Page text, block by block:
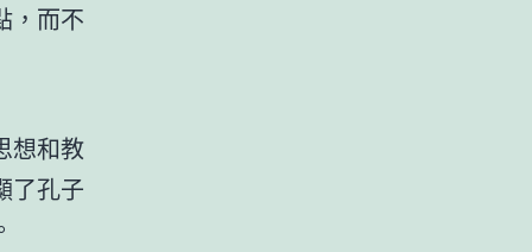
，而不
想和教
了孔子